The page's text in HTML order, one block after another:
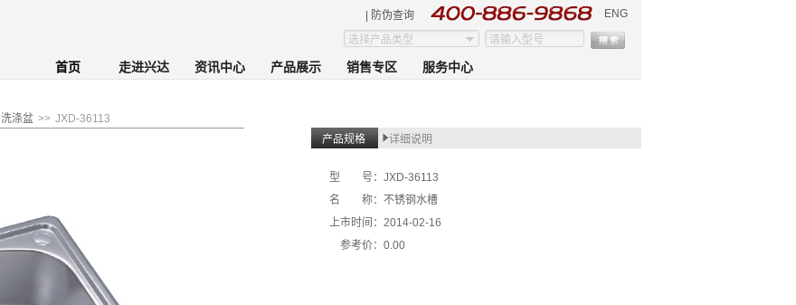
| 防伪查询 ENG
首页 走进兴达 资讯中心 产品展示 销售专区 服务中心
洗涤盆 >> JXD-36113
产品规格 详细说明
型 号： JXD-36113
名 称： 不锈钢水槽
上市时间： 2014-02-16
参考价： 0.00